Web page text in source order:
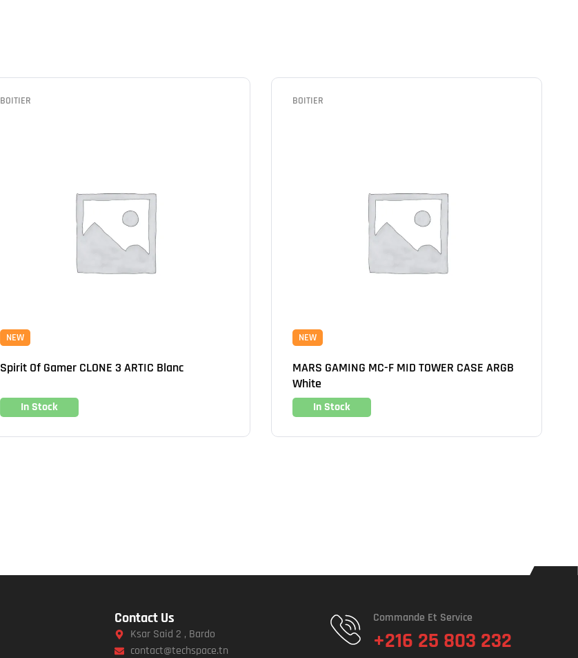
BOITIER
NEW
Spirit Of Gamer CLONE 3 ARTIC Blanc
In Stock
BOITIER
NEW
MARS GAMING MC-F MID TOWER CASE ARGB
White
In Stock
Contact Us
Ksar Said 2 , Bardo
contact@techspace.tn
Commande Et Service
+216 25 803 232